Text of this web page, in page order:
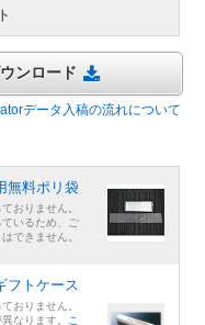
ンロード
データ入稿の流れについて
無料ポリ袋
おりません。
いるため、ご
できません。
フトケース
おりません。
なります。
こ